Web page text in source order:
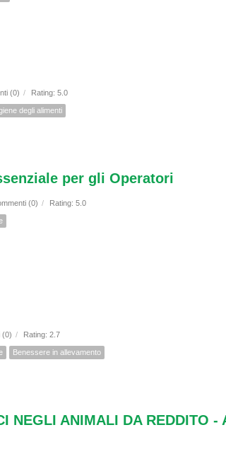
(0) / Rating: 5.0
degli alimenti
per gli Operatori
(0) / Rating: 5.0
(0) / Rating: 2.7
Benessere in allevamento
NEGLI ANIMALI DA REDDITO